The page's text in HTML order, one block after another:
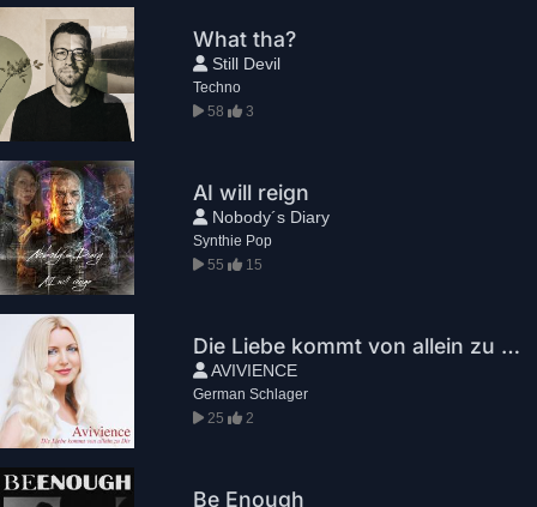
What tha?
Still Devil
Techno
58
3
AI will reign
Nobody´s Diary
Synthie Pop
55
15
Die Liebe kommt von allein zu Dir
AVIVIENCE
German Schlager
25
2
Be Enough